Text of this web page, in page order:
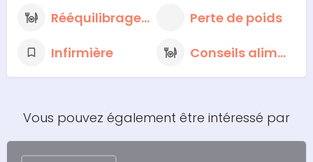
Rééquilibrage alimentaire
Perte de poids
Infirmière
Conseils alimentaires nutritionnels
Vous pouvez également être intéressé par